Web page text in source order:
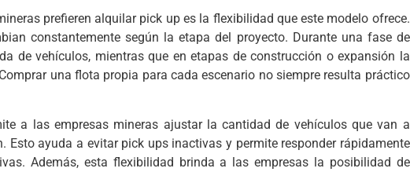
prefieren alquilar pick up es la flexibilidad que este modelo ofrece.
constantemente según la etapa del proyecto. Durante una fase de
de vehículos, mientras que en etapas de construcción o expansión la
una flota propia para cada escenario no siempre resulta práctico
a las empresas mineras ajustar la cantidad de vehículos que van a
Esto ayuda a evitar pick ups inactivas y permite responder rápidamente
Además, esta flexibilidad brinda a las empresas la posibilidad de